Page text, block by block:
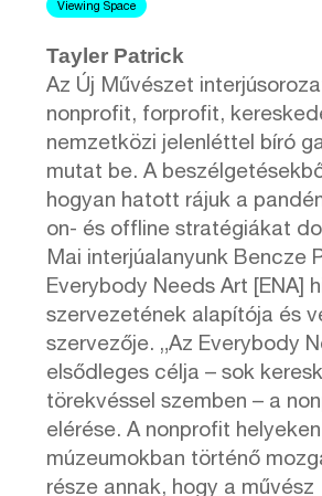
Viewing Space
Tayler Patrick
Az Új Művészet
nonprofit, forprofit,
nemzetközi jelenléttel bíró
mutat be. A
hogyan hatott rájuk a
on- és offline stratégiákat
Mai interjúalanyunk Bencze
Everybody Needs Art [ENA]
szervezetének alapítója és
szervezője. „Az Everybody
elsődleges célja – sok
törekvéssel szemben – a
elérése. A nonprofit
múzeumokban történő
része annak, hogy a művész